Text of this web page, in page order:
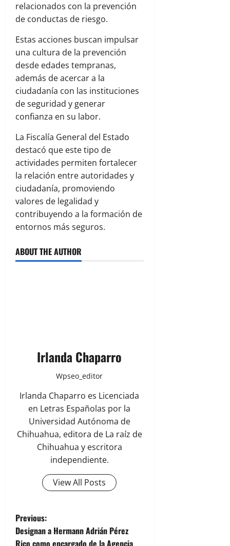
relacionados con la prevención
de conductas de riesgo.
Estas acciones buscan impulsar
una cultura de la prevención
desde edades tempranas,
además de acercar a la
ciudadanía con las instituciones
de seguridad y generar
confianza en su labor.
La Fiscalía General del Estado
destacó que este tipo de
actividades permiten fortalecer
la relación entre autoridades y
ciudadanía, promoviendo
valores de legalidad y
contribuyendo a la formación de
entornos más seguros.
ABOUT THE AUTHOR
Irlanda Chaparro
Wpseo_editor
Irlanda Chaparro es Licenciada
en Letras Españolas por la
Universidad Autónoma de
Chihuahua, editora de La raíz de
Chihuahua y escritora
independiente.
View All Posts
P
Previous:
Designan a Hermann Adrián Pérez
Rico como encargado de la Agencia